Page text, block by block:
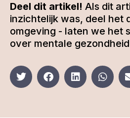
Deel dit artikel! Als dit
inzichtelijk was, deel het
omgeving - laten we het
over mentale